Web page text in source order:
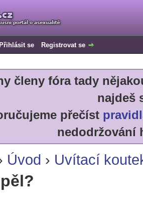
Přihlásit se Registrovat se
členy fóra tady
najdeš
přečíst
nedodržování
Úvod › Uvítací